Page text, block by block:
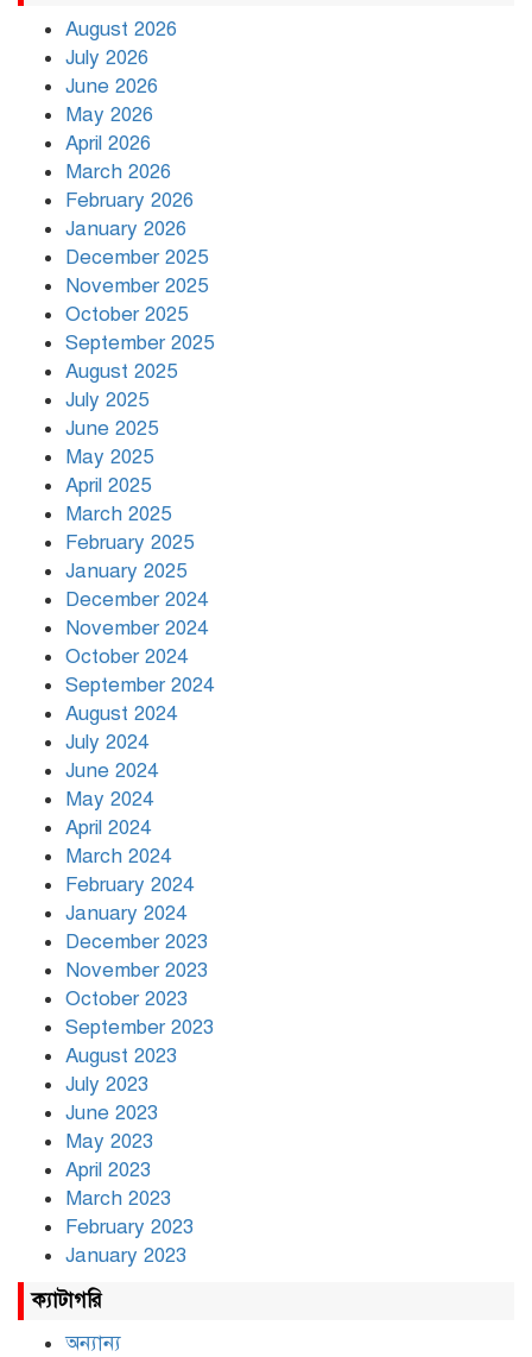
বৃষ্টি থামার নাম নেই, পথে পথে
August 2026
July 2026
June 2026
May 2026
April 2026
March 2026
February 2026
January 2026
December 2025
November 2025
October 2025
September 2025
August 2025
July 2025
June 2025
May 2025
April 2025
March 2025
February 2025
January 2025
December 2024
November 2024
October 2024
September 2024
August 2024
July 2024
June 2024
May 2024
April 2024
March 2024
February 2024
January 2024
December 2023
November 2023
October 2023
September 2023
August 2023
July 2023
June 2023
May 2023
April 2023
March 2023
February 2023
January 2023
ক্যাটাগরি
অন্যান্য